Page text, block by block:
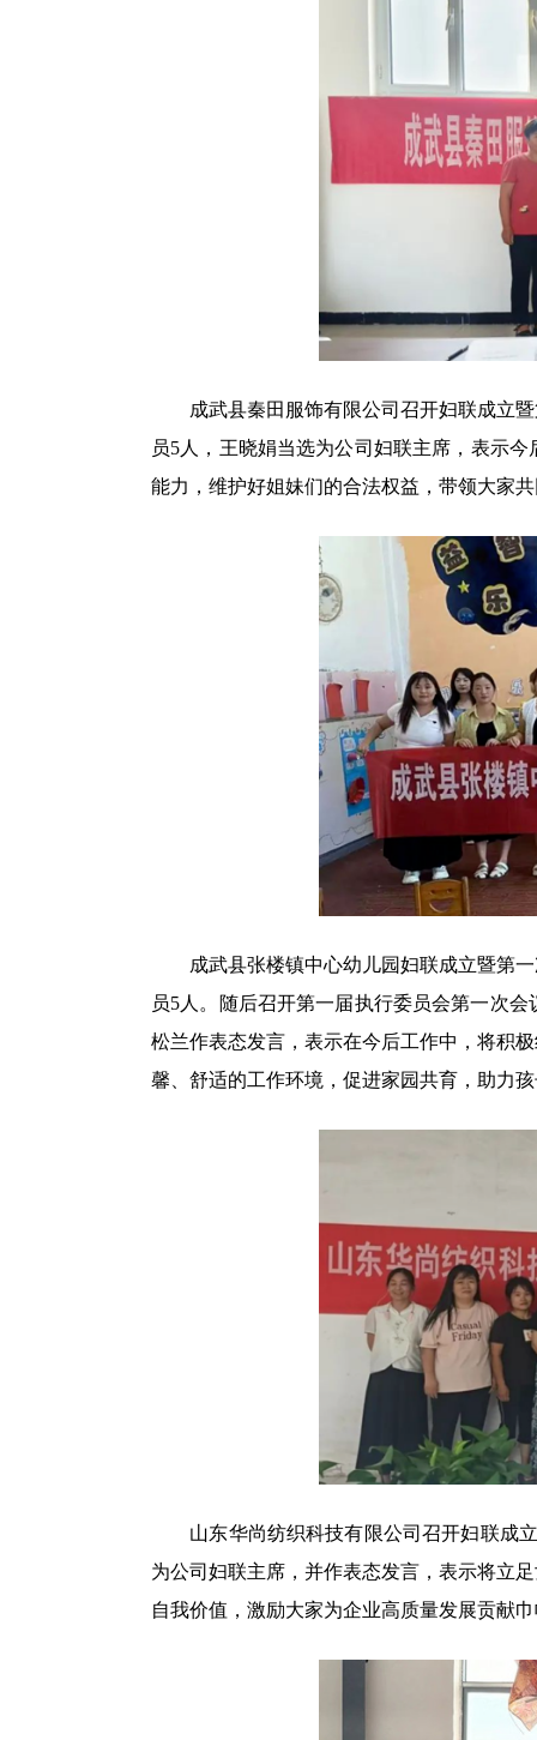
成武县秦田服饰有限公司召开妇联成立暨
员5人，王晓娟当选为公司妇联主席，表示
能力，维护好姐妹们的合法权益，带领大家
成武县张楼镇中心幼儿园妇联成立暨第一
员5人。随后召开第一届执行委员会第一次
松兰作表态发言，表示在今后工作中，将积
馨、舒适的工作环境，促进家园共育，助力
山东华尚纺织科技有限公司召开妇联成立
为公司妇联主席，并作表态发言，表示将立
自我价值，激励大家为企业高质量发展贡献